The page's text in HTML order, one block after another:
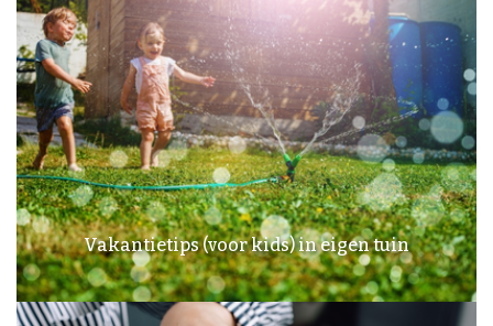
Vakantietips (voor kids) in eigen tuin